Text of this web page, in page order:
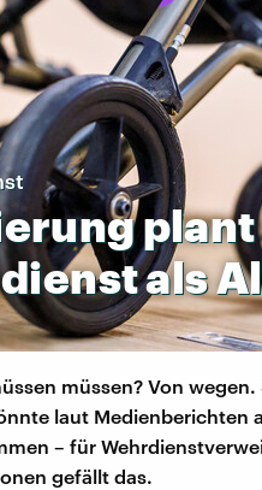
plant
als
müssen? Von
laut Medienberichten
– für
gefällt das.